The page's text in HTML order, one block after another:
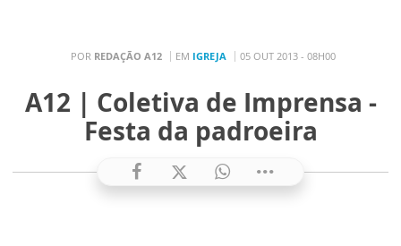
POR REDAÇÃO A12 EM IGREJA 05 OUT 2013 - 08H00
A12 | Coletiva de Imprensa -
Festa da padroeira